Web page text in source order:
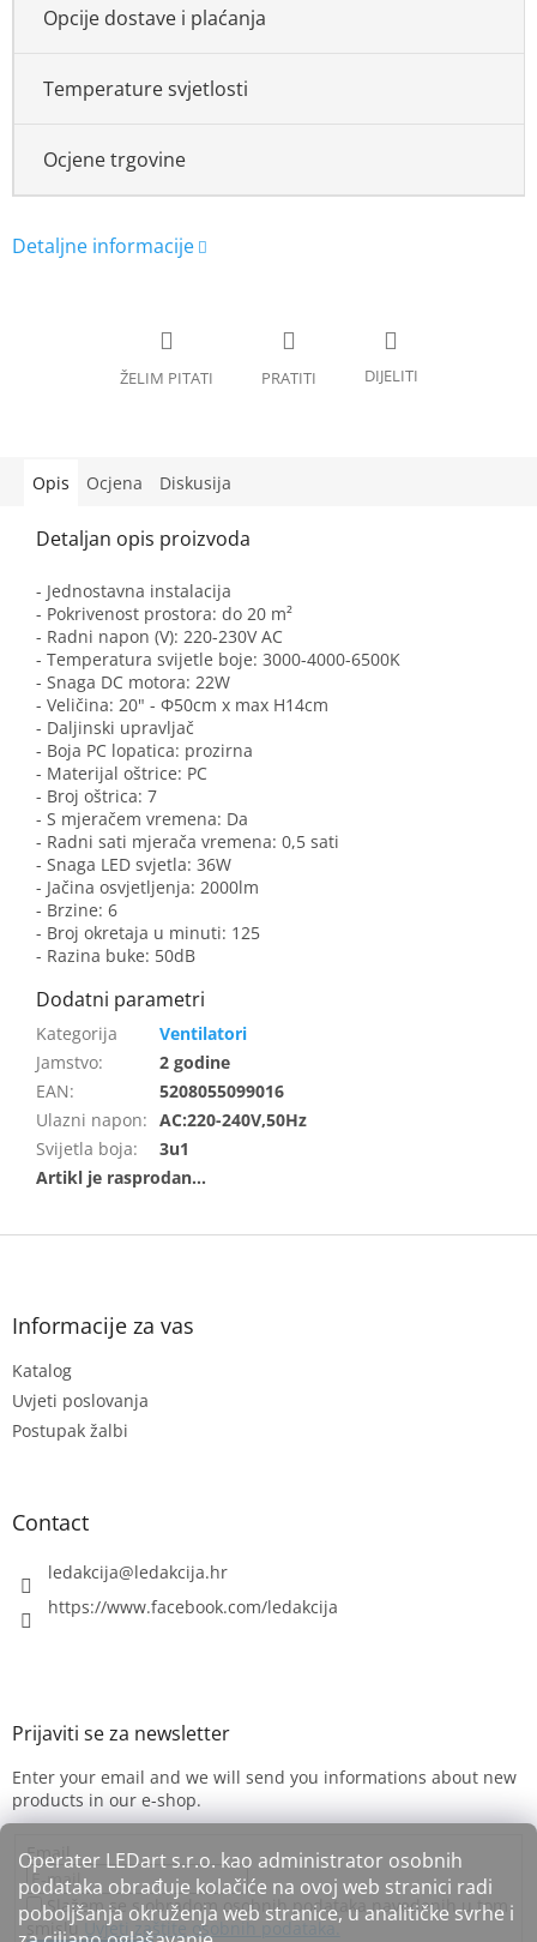
Operater LEDart s.r.o. kao administrator osobnih
podataka obrađuje kolačiće na ovoj web stranici radi
poboljšanja okruženja web stranice, u analitičke svrhe i
Opcije dostave i plaćanja
Temperature svjetlosti
Ocjene trgovine
Opis Ocjena Diskusija
- Jednostavna instalacija
- Pokrivenost prostora: do 20 m²
- Radni napon (V): 220-230V AC
- Temperatura svijetle boje: 3000-4000-6500K
- Snaga DC motora: 22W
- Veličina: 20" - Φ50cm x max H14cm
- Daljinski upravljač
- Boja PC lopatica: prozirna
- Materijal oštrice: PC
- Broj oštrica: 7
- S mjeračem vremena: Da
- Radni sati mjerača vremena: 0,5 sati
- Snaga LED svjetla: 36W
- Jačina osvjetljenja: 2000lm
- Brzine: 6
- Broj okretaja u minuti: 125
- Razina buke: 50dB
Ventilatori
Jamstvo:
2 godine
EAN:
5208055099016
Ulazni napon: AC:220-240V,50Hz
Svijetla boja: 3u1
F
Informacije za vas
Katalog
Uvjeti poslovanja
Postupak žalbi
Contact
ledakcija@ledakcija.hr
https://www.facebook.com/ledakcija
Enter your email and we will send you informations about new
products in our e-shop.
Email
Slažem se s obradom osobnih podataka navedenih u tom
smisluUvjeti zaštite osobnih podataka.